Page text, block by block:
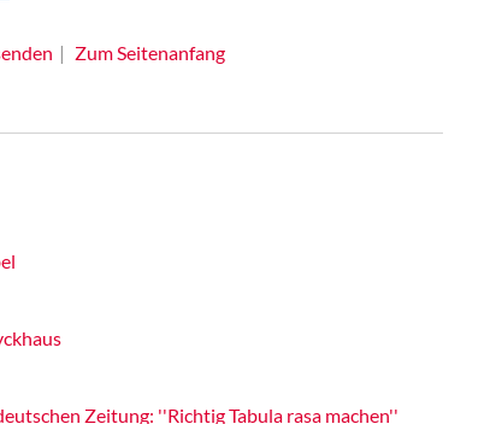
Zum Seitenanfang
Zeitung: ''Richtig Tabula rasa machen''